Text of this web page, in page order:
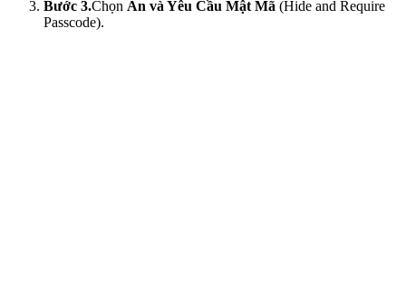
Bước 3.Chọn Ẩn và Yêu Cầu Mật Mã (Hide and Require
Passcode).